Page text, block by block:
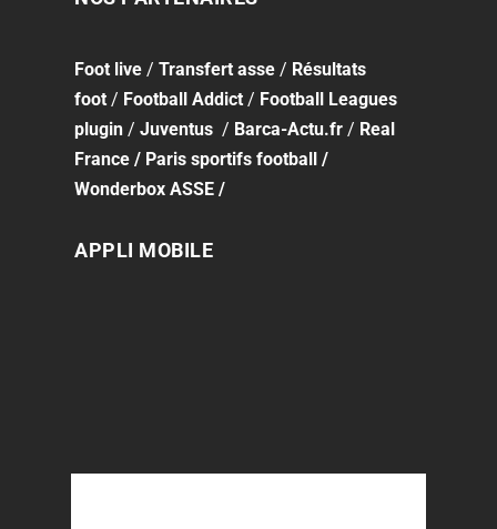
Foot live /Transfert asse / Résultats
foot / Football Addict / Football Leagues
plugin /Juventus / Barca-Actu.fr / Real
France / Paris sportifs football /
Wonderbox ASSE /
APPLI MOBILE